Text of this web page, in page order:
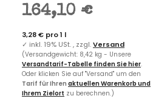
164,10 €
3,28 € pro 1 l
✓ inkl. 19% USt. , zzgl.Versand
(Versandgewicht: 8,42 kg - Unsere
Versandtarif-Tabelle finden Sie hier.
Oder klicken Sie auf "Versand" um den
Tarif für Ihren aktuellen Warenkorb und
Ihrem Zielort zu berechnen.)